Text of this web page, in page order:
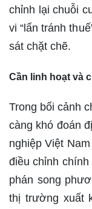
chỉnh lại chuỗi
vi “lẩn tránh
sát chặt chẽ.
Cần linh hoạt và
Trong bối cảnh
càng khó đoán
nghiệp Việt
điều chỉnh
phán song
thị trường xuất